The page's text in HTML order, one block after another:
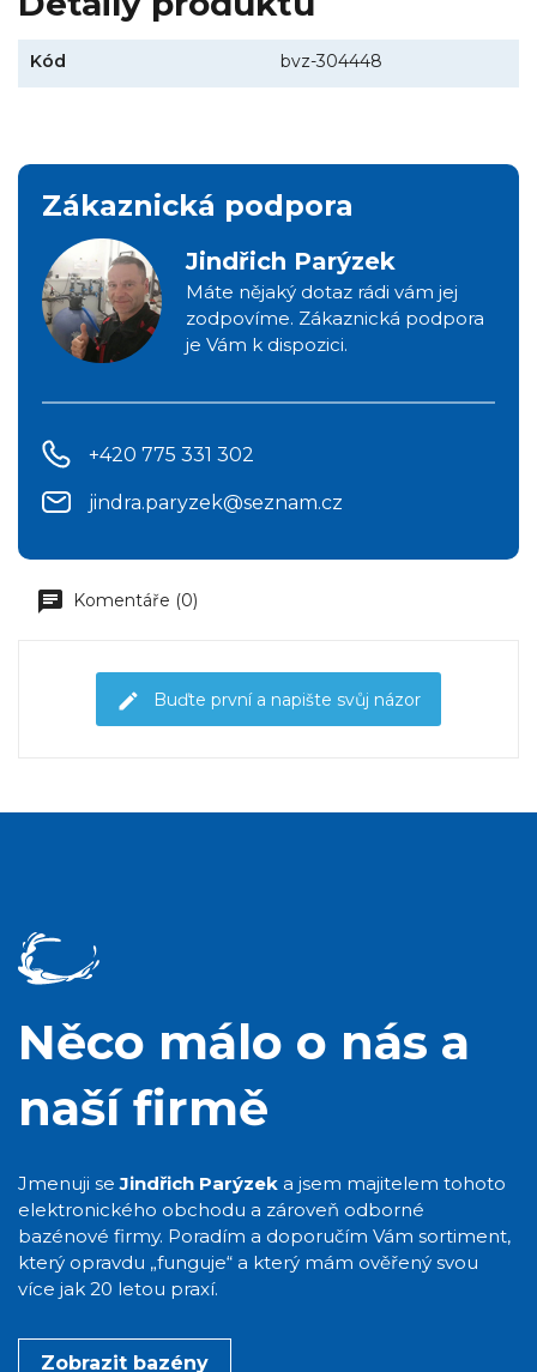
Kód bvz-304448
Zákaznická podpora
Jindřich Parýzek
Máte nějaký dotaz rádi vám jej
zodpovíme. Zákaznická podpora
je Vám k dispozici.
+420 775 331 302
jindra.paryzek@seznam.cz
Komentáře (0)
Buďte první a napište svůj názor
Něco málo o nás a
naší firmě
Jmenuji seJindřich Parýzek a jsem majitelem tohoto
elektronického obchodu a zároveň odborné
bazénové firmy. Poradím a doporučím Vám sortiment,
který opravdu „funguje“ a který mám ověřený svou
více jak 20 letou praxí.
Zobrazit bazény